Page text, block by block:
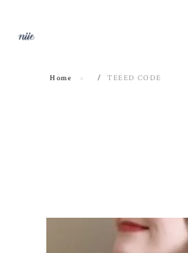
Home TEEED CODE